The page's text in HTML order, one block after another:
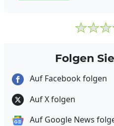
Folgen
Auf Facebook folgen
Auf X folgen
Auf Google News